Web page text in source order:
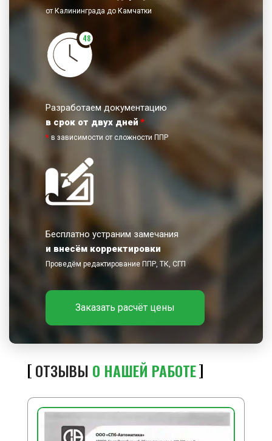
от Калининграда до Камчатки
48
Разработаем документацию
в срок от двух дней *
* в зависимости от сложности ППР
Бесплатно устраним замечания
и внесём корректировки
Проведём редактирование ППР, ТК, СГП
Заказать расчёт цены
ОТЗЫВЫ О НАШЕЙ РАБОТЕ